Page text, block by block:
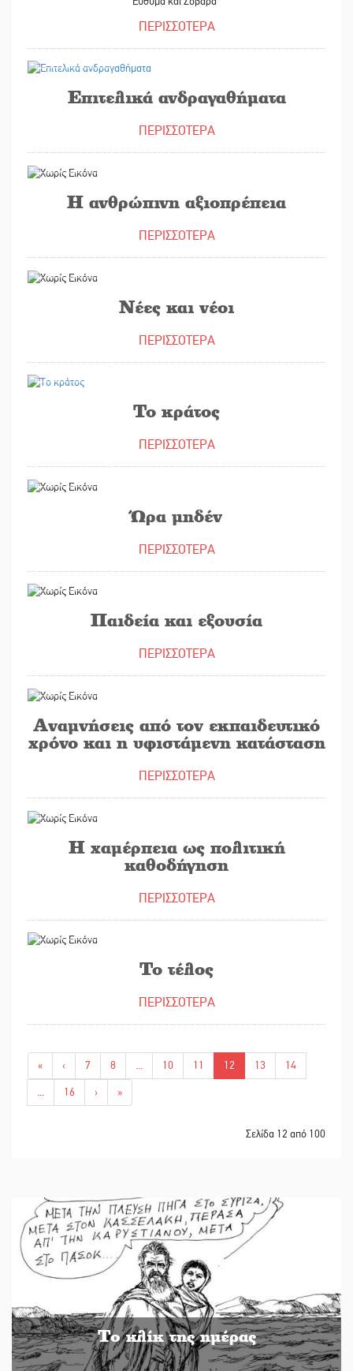
ΠΕΡΙΣΣΟΤΕΡΑ
Επιτελικά ανδραγαθήματα
ΠΕΡΙΣΣΟΤΕΡΑ
Η ανθρώπινη αξιοπρέπεια
ΠΕΡΙΣΣΟΤΕΡΑ
Νέες και νέοι
ΠΕΡΙΣΣΟΤΕΡΑ
Το κράτος
ΠΕΡΙΣΣΟΤΕΡΑ
Ώρα μηδέν
ΠΕΡΙΣΣΟΤΕΡΑ
Παιδεία και εξουσία
ΠΕΡΙΣΣΟΤΕΡΑ
Αναμνήσεις από τον εκπαιδευτικό
χρόνο και η υφιστάμενη κατάσταση
ΠΕΡΙΣΣΟΤΕΡΑ
Η χαμέρπεια ως πολιτική
καθοδήγηση
ΠΕΡΙΣΣΟΤΕΡΑ
Το τέλος
ΠΕΡΙΣΣΟΤΕΡΑ
« ‹ 7 8 ... 10 11 12 13
14
...
16 › »
Σελίδα 12 από 100
Το κλίκ της ημέρας